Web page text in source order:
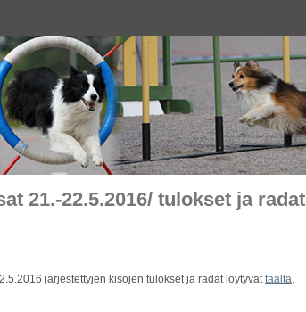
21.-22.5.2016/ tulokset ja radat
järjestettyjen kisojen tulokset ja radat löytyvättäältä.